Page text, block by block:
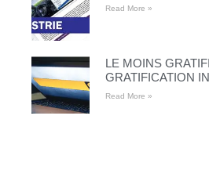
Read More »
LE MOINS
GRATIFICATION
Read More »